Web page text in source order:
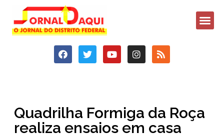
Quadrilha Formiga da Roça
realiza ensaios em casa